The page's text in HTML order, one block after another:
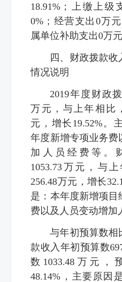
18.91% ；上缴上级
0% ；经营支出 0万
属单位补助支出0万
四、财政拨款
情况说明
2019年度财政
万元，与上年相比
元，增长19.52%。
年度新增专项业务费
加人员经费等 。
1053.73万元，与
256.48万元，增长
是： 本年度新增项目
费以及人员变动增加
与年初预算数相
款收入年初预算数
数 1033.48 万元，
48.14% ，主要原因